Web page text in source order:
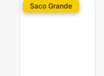
Saco Grande